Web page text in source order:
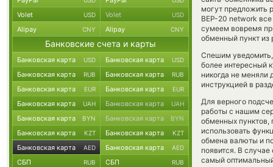
могут предложить
BEP-20 network
сумеем вовремя
обменный пункт из
Спешим
более интересный
никогда не меняли
инструкцией в
Для верного
работы с нашим
обменных
использовать
обмена валюты и
появится. В
самый
Volet USD Volet USD
Alipay CNY Alipay CNY
Банковские счета и карты
Банковская карта USD Банковская карта USD
Банковская карта RUB Банковская карта RUB
Банковская карта EUR Банковская карта EUR
Банковская карта UAH Банковская карта UAH
Банковская карта BYN Банковская карта BYN
Банковская карта KZT Банковская карта KZT
Банковская карта AED Банковская карта AED
СБП RUB СБП RUB